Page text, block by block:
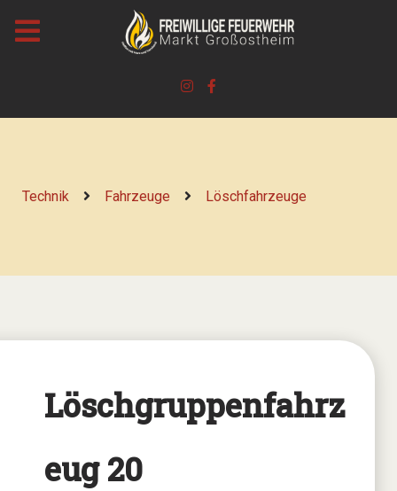
Technik Fahrzeuge Löschfahrzeuge
Löschgruppenfahrz
eug 20